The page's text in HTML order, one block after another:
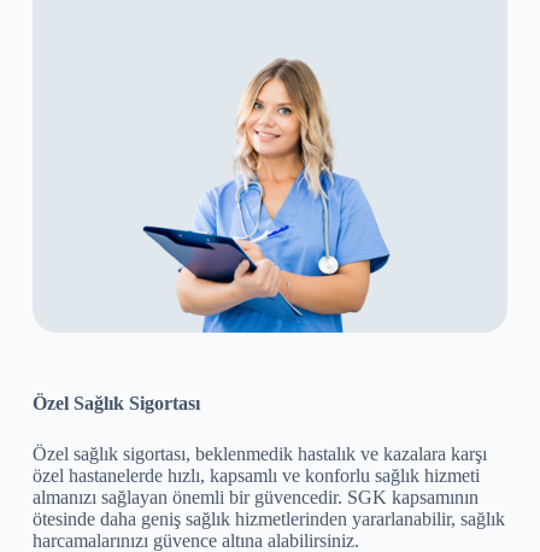
Özel Sağlık Sigortası
Özel sağlık sigortası, beklenmedik hastalık ve kazalara karşı
özel hastanelerde hızlı, kapsamlı ve konforlu sağlık hizmeti
almanızı sağlayan önemli bir güvencedir. SGK kapsamının
ötesinde daha geniş sağlık hizmetlerinden yararlanabilir, sağlık
harcamalarınızı güvence altına alabilirsiniz.